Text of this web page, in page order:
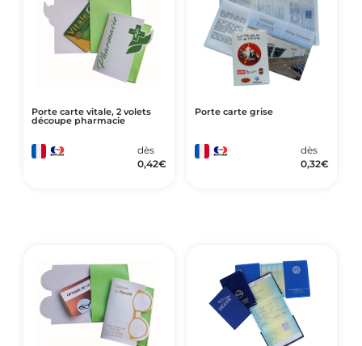
Porte carte vitale, 2 volets
découpe pharmacie
dès
0,42€
Porte carte grise
dès
0,32€